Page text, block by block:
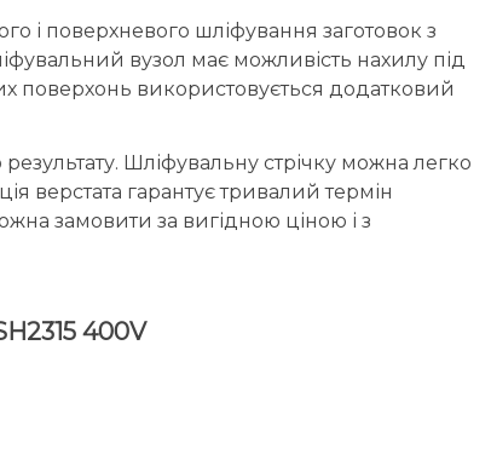
і поверхневого шліфування заготовок з
вузол має можливість нахилу під
поверхонь використовується додатковий
Шліфувальну стрічку можна легко
верстата гарантує тривалий термін
замовити за вигідною ціною і з
400V